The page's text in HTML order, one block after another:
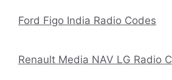
Ford Figo India Radio Codes
Renault Media NAV LG Radio